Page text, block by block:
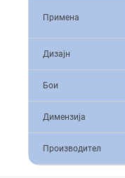
Примена
Дизајн
Бои
Димензија
Производител